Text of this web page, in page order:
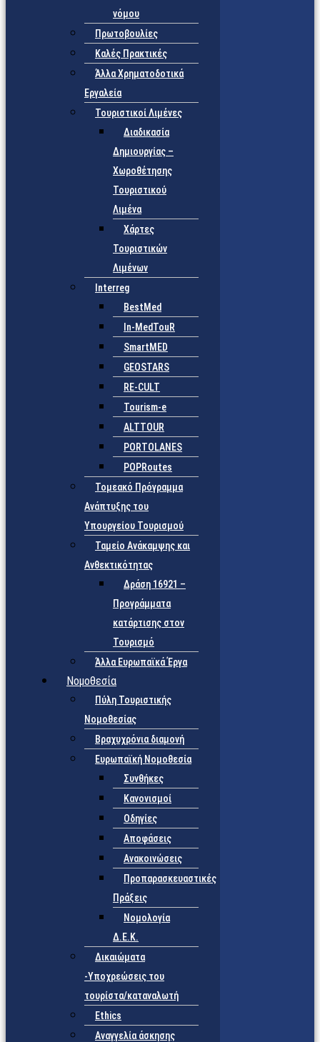
νόμου
Πρωτοβουλίες
Καλές Πρακτικές
Άλλα Χρηματοδοτικά
Εργαλεία
Τουριστικοί Λιμένες
Διαδικασία
Δημιουργίας –
Χωροθέτησης
Τουριστικού
Λιμένα
Χάρτες
Τουριστικών
Λιμένων
Interreg
BestMed
In-MedTouR
SmartMED
GEOSTARS
RE-CULT
Tourism-e
ALTTOUR
PORTOLANES
POPRoutes
Τομεακό Πρόγραμμα
Ανάπτυξης του
Υπουργείου Τουρισμού
Ταμείο Ανάκαμψης και
Ανθεκτικότητας
Δράση 16921 –
Προγράμματα
κατάρτισης στον
Τουρισμό
Άλλα Ευρωπαϊκά Έργα
Νομοθεσία
Πύλη Τουριστικής
Νομοθεσίας
Βραχυχρόνια διαμονή
Ευρωπαϊκή Νομοθεσία
Συνθήκες
Κανονισμοί
Οδηγίες
Αποφάσεις
Ανακοινώσεις
Προπαρασκευαστικές
Πράξεις
Νομολογία
Δ.Ε.Κ.
Δικαιώματα
-Υποχρεώσεις του
τουρίστα/καταναλωτή
Ethics
Αναγγελία άσκησης